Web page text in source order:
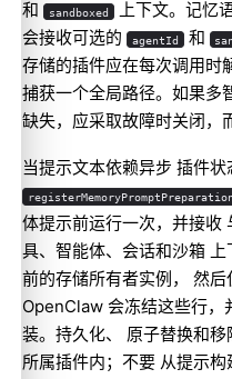
和 sandboxed 上下文。记忆
会接收可选的
agentId 和
存储的插件应在每次调用时
捕获一个全局路径。如果多
缺失，应采取故障时关闭，
当提示文本依赖异步 插件状
体提示前运行一次，并接收
具、智能体、会话和沙箱
前的存储所有者实例， 然后
OpenClaw 会冻结这些行，
装。持久化、 原子替换和
所属插件内；不要 从提示构